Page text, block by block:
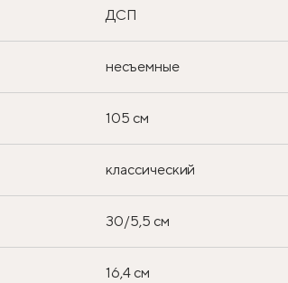
ДСП
несъемные
105 см
классический
30/5,5 см
16,4 см